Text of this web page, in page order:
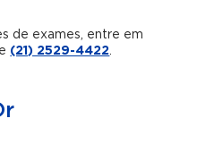
de exames, entre em
(21) 2529-4422.